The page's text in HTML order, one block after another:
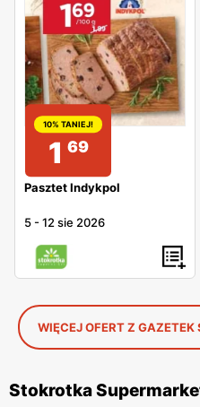
10% TANIEJ!
1 69
Pasztet Indykpol
5 -12 sie 2026
WIĘCEJ OFERT Z
Stokrotka